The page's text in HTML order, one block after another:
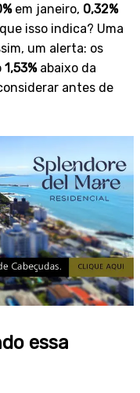
em janeiro, 0,32%
isso indica? Uma
um alerta: os
1,53%abaixo da
antes de
essa